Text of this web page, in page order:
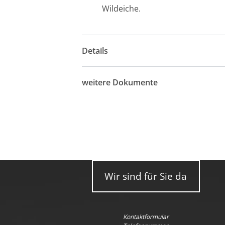
Wildeiche.
Details
weitere Dokumente
Wir sind für Sie da
Kontaktformular